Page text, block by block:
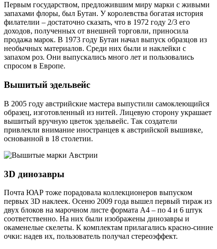
Первым государством, предложившим миру марки с живыми
запахами флоры, был Бутан. У королевства богатая история
филателии – достаточно сказать, что в 1972 году 2/3 его
доходов, полученных от внешней торговли, приносила
продажа марок. В 1973 году Бутан начал выпуск образцов из
необычных материалов. Среди них были и наклейки с
запахом роз. Они выпускались много лет и пользовались
спросом в Европе.
Вышитый эдельвейс
В 2005 году австрийские мастера выпустили самоклеющийся
образец, изготовленный из нитей. Лицевую сторону украшает
вышитый вручную цветок эдельвейс. Так создатели
привлекли внимание иностранцев к австрийской вышивке,
основанной в 18 столетии.
3D динозавры
Почта ЮАР тоже порадовала коллекционеров выпуском
первых 3D наклеек. Осеню 2009 года вышел первый тираж из
двух блоков на марочном листе формата А4 – по 4 и 6 штук
соответственно. На них были изображены динозавры и
окаменелые скелеты. К комплектам прилагались красно-синие
очки: надев их, пользователь получал стереоэффект.